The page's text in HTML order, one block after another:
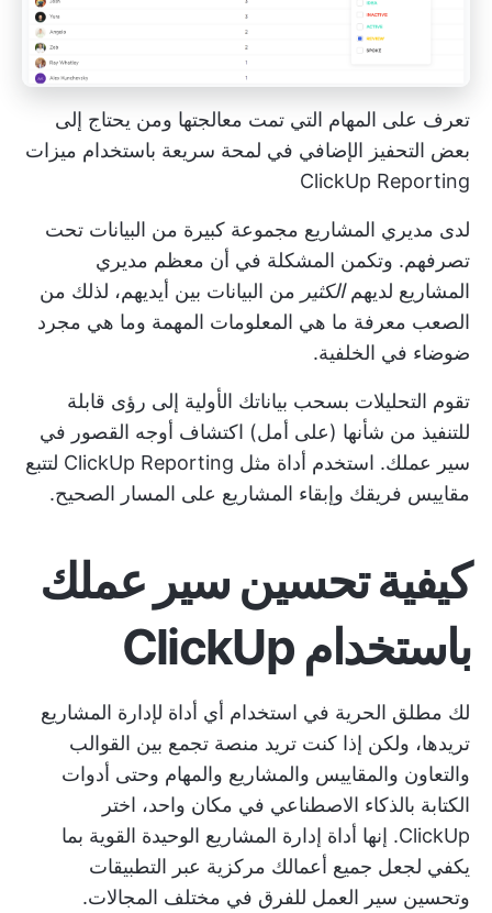
تعرف على المهام التي تمت معالجتها ومن يحتاج إلى
بعض التحفيز الإضافي في لمحة سريعة باستخدام ميزات
ClickUp Reporting
لدى مديري المشاريع مجموعة كبيرة من البيانات تحت
تصرفهم. وتكمن المشكلة في أن معظم مديري
المشاريع لديهمالكثير من البيانات بين أيديهم، لذلك من
الصعب معرفة ما هي المعلومات المهمة وما هي مجرد
ضوضاء في الخلفية.
تقوم التحليلات بسحب بياناتك الأولية إلى رؤى قابلة
للتنفيذ من شأنها (على أمل) اكتشاف أوجه القصور في
سير عملك. استخدم أداة مثل ClickUp Reporting لتتبع
مقاييس فريقك وإبقاء المشاريع على المسار الصحيح.
كيفية تحسين سير عملك
باستخدام ClickUp
لك مطلق الحرية في استخدام أي أداة لإدارة المشاريع
تريدها، ولكن إذا كنت تريد منصة تجمع بين القوالب
والتعاون والمقاييس والمشاريع والمهام وحتى أدوات
الكتابة بالذكاء الاصطناعي في مكان واحد، اختر
ClickUp. إنها أداة إدارة المشاريع الوحيدة القوية بما
يكفي لجعل جميع أعمالك مركزية عبر التطبيقات
وتحسين سير العمل للفرق في مختلف المجالات.